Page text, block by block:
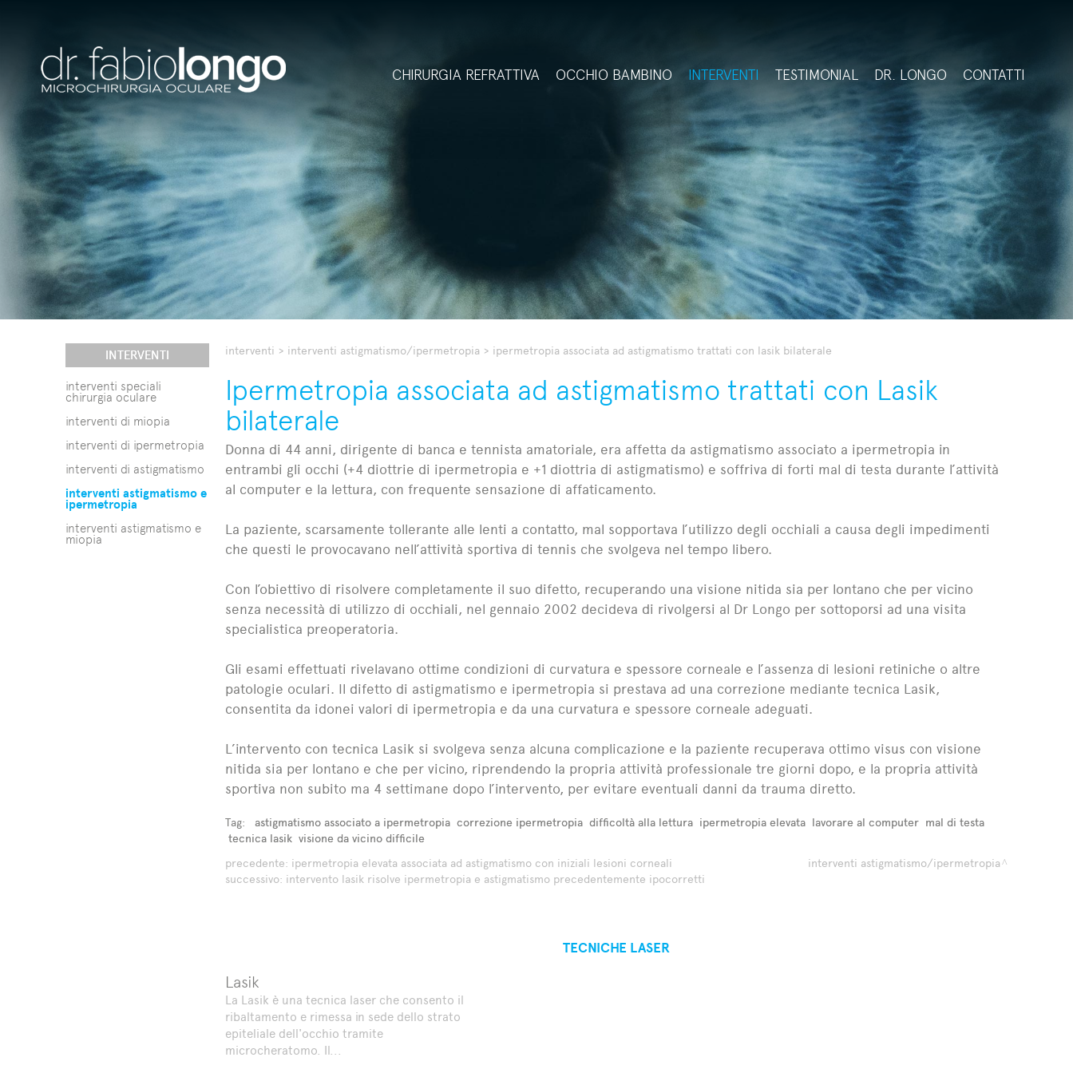
CHIRURGIA REFRATTIVA OCCHIO BAMBINO INTERVENTI TESTIMONIAL DR. LONGO CONTATTI
INTERVENTI
interventi speciali
chirurgia oculare
interventi di miopia
interventi di ipermetropia
interventi di astigmatismo
interventi astigmatismo e
ipermetropia
interventi astigmatismo e
miopia
interventi > interventi astigmatismo/ipermetropia > ipermetropia associata ad astigmatismo trattati con lasik bilaterale
Ipermetropia associata ad astigmatismo trattati con Lasik
bilaterale
Donna di 44 anni, dirigente di banca e tennista amatoriale, era affetta da astigmatismo associato a ipermetropia in
entrambi gli occhi (+4 diottrie di ipermetropia e +1 diottria di astigmatismo) e soffriva di forti mal di testa durante l’attività
al computer e la lettura, con frequente sensazione di affaticamento.
La paziente, scarsamente tollerante alle lenti a contatto, mal sopportava l’utilizzo degli occhiali a causa degli impedimenti
che questi le provocavano nell’attività sportiva di tennis che svolgeva nel tempo libero.
Con l’obiettivo di risolvere completamente il suo difetto, recuperando una visione nitida sia per lontano che per vicino
senza necessità di utilizzo di occhiali, nel gennaio 2002 decideva di rivolgersi al Dr Longo per sottoporsi ad una visita
specialistica preoperatoria.
Gli esami effettuati rivelavano ottime condizioni di curvatura e spessore corneale e l’assenza di lesioni retiniche o altre
patologie oculari. Il difetto di astigmatismo e ipermetropia si prestava ad una correzione mediante tecnica Lasik,
consentita da idonei valori di ipermetropia e da una curvatura e spessore corneale adeguati.
L’intervento con tecnica Lasik si svolgeva senza alcuna complicazione e la paziente recuperava ottimo visus con visione
nitida sia per lontano e che per vicino, riprendendo la propria attività professionale tre giorni dopo, e la propria attività
sportiva non subito ma 4 settimane dopo l’intervento, per evitare eventuali danni da trauma diretto.
Tag: astigmatismo associato a ipermetropia correzione ipermetropia difficoltà alla lettura ipermetropia elevata lavorare al computer mal di testa
tecnica lasik visione da vicino difficile
precedente: ipermetropia elevata associata ad astigmatismo con iniziali lesioni corneali
successivo: intervento lasik risolve ipermetropia e astigmatismo precedentemente ipocorretti
interventi astigmatismo/ipermetropia
TECNICHE LASER
Lasik
La Lasik è una tecnica laser che consento il
ribaltamento e rimessa in sede dello strato
epiteliale dell'occhio tramite
microcheratomo. Il...